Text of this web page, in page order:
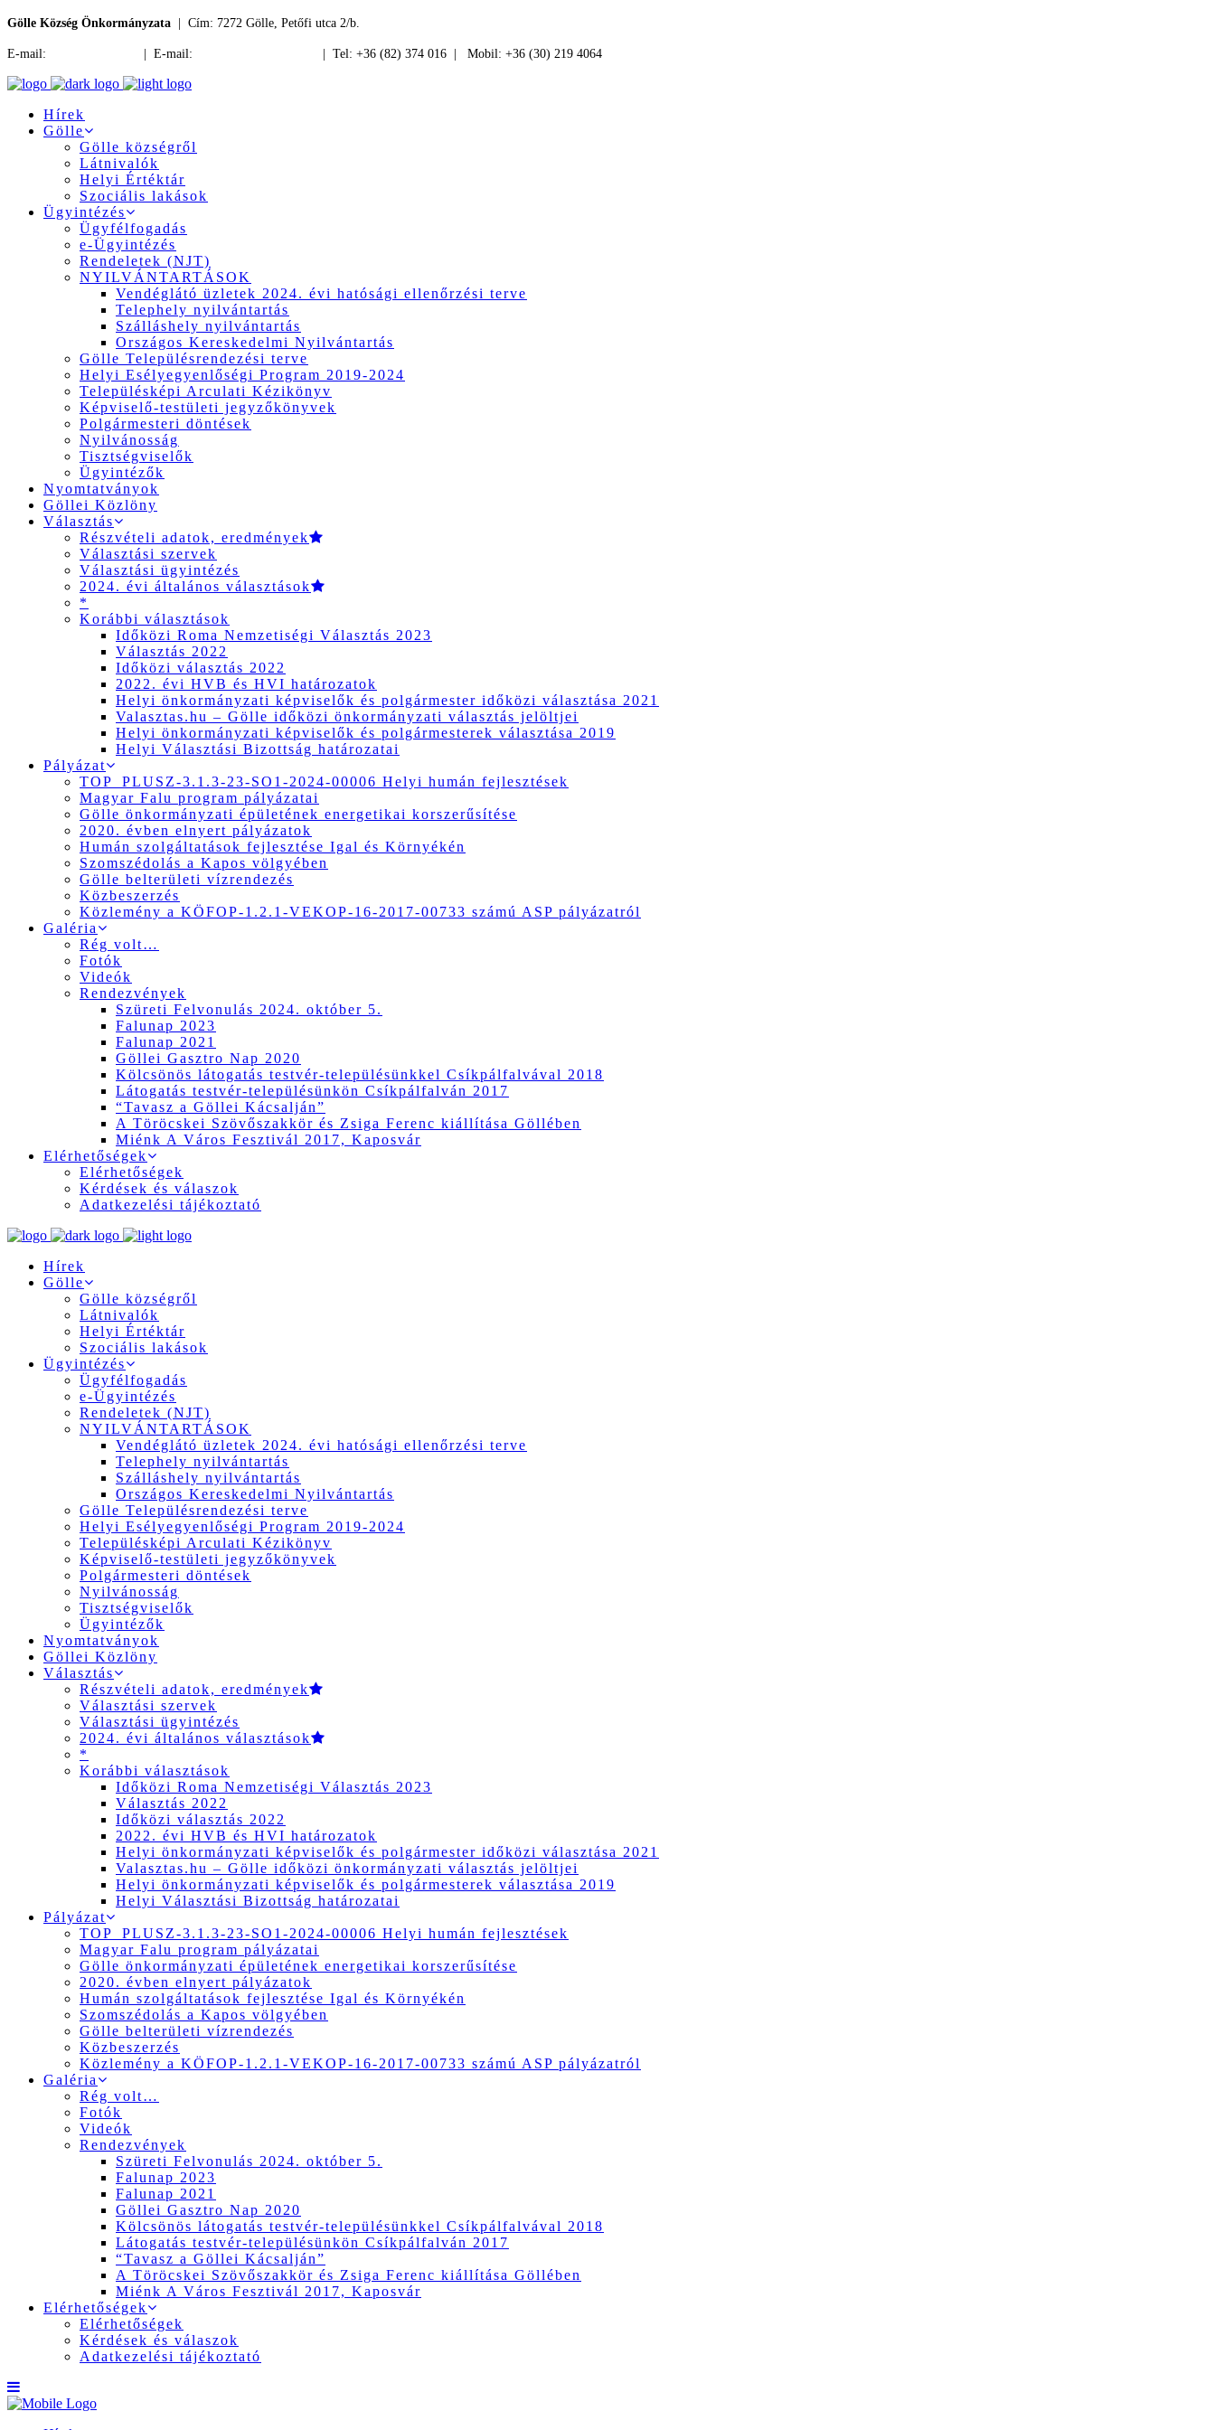
Gölle Község Önkormányzata | Cím: 7272 Gölle, Petőfi utca 2/b.
E-mail: | E-mail: | Tel: +36 (82) 374 016 | Mobil: +36 (30) 219 4064
Hírek
Gölle
Gölle községről
Látnivalók
Helyi Értéktár
Szociális lakások
Ügyintézés
Ügyfélfogadás
e-Ügyintézés
Rendeletek (NJT)
NYILVÁNTARTÁSOK
Vendéglátó üzletek 2024. évi hatósági ellenőrzési terve
Telephely nyilvántartás
Szálláshely nyilvántartás
Országos Kereskedelmi Nyilvántartás
Gölle Településrendezési terve
Helyi Esélyegyenlőségi Program 2019-2024
Településképi Arculati Kézikönyv
Képviselő-testületi jegyzőkönyvek
Polgármesteri döntések
Nyilvánosság
Tisztségviselők
Ügyintézők
Nyomtatványok
Göllei Közlöny
Választás
Részvételi adatok, eredmények
Választási szervek
Választási ügyintézés
2024. évi általános választások
*
Korábbi választások
Időközi Roma Nemzetiségi Választás 2023
Választás 2022
Időközi választás 2022
2022. évi HVB és HVI határozatok
Helyi önkormányzati képviselők és polgármester időközi választása 2021
Valasztas.hu – Gölle időközi önkormányzati választás jelöltjei
Helyi önkormányzati képviselők és polgármesterek választása 2019
Helyi Választási Bizottság határozatai
Pályázat
TOP_PLUSZ-3.1.3-23-SO1-2024-00006 Helyi humán fejlesztések
Magyar Falu program pályázatai
Gölle önkormányzati épületének energetikai korszerűsítése
2020. évben elnyert pályázatok
Humán szolgáltatások fejlesztése Igal és Környékén
Szomszédolás a Kapos völgyében
Gölle belterületi vízrendezés
Közbeszerzés
Közlemény a KÖFOP-1.2.1-VEKOP-16-2017-00733 számú ASP pályázatról
Galéria
Rég volt…
Fotók
Videók
Rendezvények
Szüreti Felvonulás 2024. október 5.
Falunap 2023
Falunap 2021
Göllei Gasztro Nap 2020
Kölcsönös látogatás testvér-településünkkel Csíkpálfalvával 2018
Látogatás testvér-településünkön Csíkpálfalván 2017
“Tavasz a Göllei Kácsalján”
A Töröcskei Szövőszakkör és Zsiga Ferenc kiállítása Göllében
Miénk A Város Fesztivál 2017, Kaposvár
Elérhetőségek
Elérhetőségek
Kérdések és válaszok
Adatkezelési tájékoztató
Hírek
Gölle
Gölle községről
Látnivalók
Helyi Értéktár
Szociális lakások
Ügyintézés
Ügyfélfogadás
e-Ügyintézés
Rendeletek (NJT)
NYILVÁNTARTÁSOK
Vendéglátó üzletek 2024. évi hatósági ellenőrzési terve
Telephely nyilvántartás
Szálláshely nyilvántartás
Országos Kereskedelmi Nyilvántartás
Gölle Településrendezési terve
Helyi Esélyegyenlőségi Program 2019-2024
Településképi Arculati Kézikönyv
Képviselő-testületi jegyzőkönyvek
Polgármesteri döntések
Nyilvánosság
Tisztségviselők
Ügyintézők
Nyomtatványok
Göllei Közlöny
Választás
Részvételi adatok, eredmények
Választási szervek
Választási ügyintézés
2024. évi általános választások
*
Korábbi választások
Időközi Roma Nemzetiségi Választás 2023
Választás 2022
Időközi választás 2022
2022. évi HVB és HVI határozatok
Helyi önkormányzati képviselők és polgármester időközi választása 2021
Valasztas.hu – Gölle időközi önkormányzati választás jelöltjei
Helyi önkormányzati képviselők és polgármesterek választása 2019
Helyi Választási Bizottság határozatai
Pályázat
TOP_PLUSZ-3.1.3-23-SO1-2024-00006 Helyi humán fejlesztések
Magyar Falu program pályázatai
Gölle önkormányzati épületének energetikai korszerűsítése
2020. évben elnyert pályázatok
Humán szolgáltatások fejlesztése Igal és Környékén
Szomszédolás a Kapos völgyében
Gölle belterületi vízrendezés
Közbeszerzés
Közlemény a KÖFOP-1.2.1-VEKOP-16-2017-00733 számú ASP pályázatról
Galéria
Rég volt…
Fotók
Videók
Rendezvények
Szüreti Felvonulás 2024. október 5.
Falunap 2023
Falunap 2021
Göllei Gasztro Nap 2020
Kölcsönös látogatás testvér-településünkkel Csíkpálfalvával 2018
Látogatás testvér-településünkön Csíkpálfalván 2017
“Tavasz a Göllei Kácsalján”
A Töröcskei Szövőszakkör és Zsiga Ferenc kiállítása Göllében
Miénk A Város Fesztivál 2017, Kaposvár
Elérhetőségek
Elérhetőségek
Kérdések és válaszok
Adatkezelési tájékoztató